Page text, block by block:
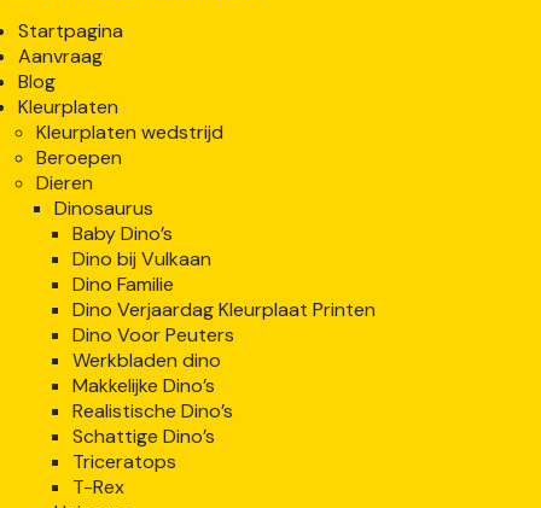
Startpagina
Aanvraag
Blog
Kleurplaten
Kleurplaten wedstrijd
Beroepen
Dieren
Dinosaurus
Baby Dino’s
Dino bij Vulkaan
Dino Familie
Dino Verjaardag Kleurplaat Printen
Dino Voor Peuters
Werkbladen dino
Makkelijke Dino’s
Realistische Dino’s
Schattige Dino’s
Triceratops
T-Rex